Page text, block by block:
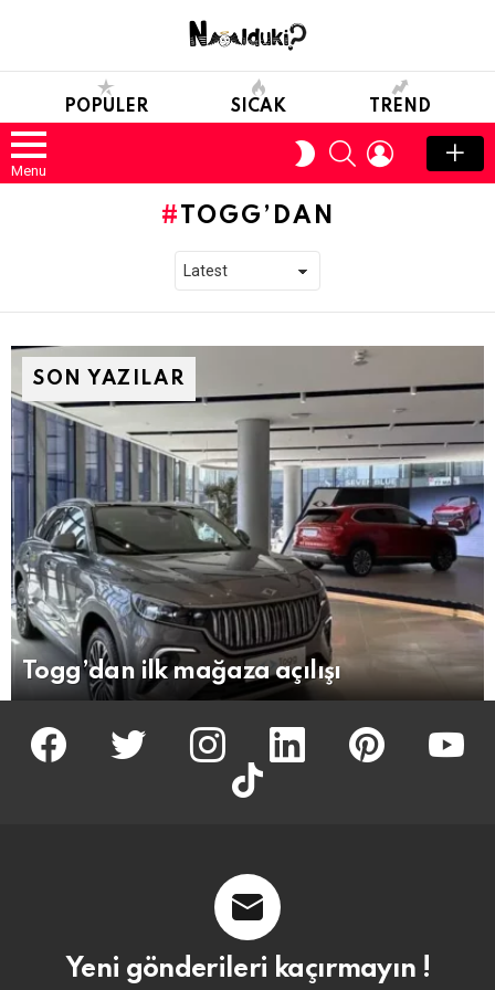
POPULER SICAK TREND
Menu
SWITCH
SKIN
SEARCHLOGIN
TOGG’DAN
SON YAZILAR
Togg’dan ilk mağaza açılışı
facebook twitter İnstagram linkedin pinterest
tiktok
Yeni gönderileri kaçırmayın !